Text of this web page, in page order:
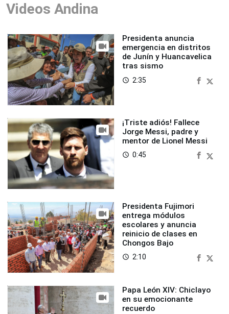
Videos Andina
Presidenta anuncia
emergencia en distritos
de Junín y Huancavelica
tras sismo
access_time 2:35
¡Triste adiós! Fallece
Jorge Messi, padre y
mentor de Lionel Messi
access_time 0:45
Presidenta Fujimori
entrega módulos
escolares y anuncia
reinicio de clases en
Chongos Bajo
access_time 2:10
Papa León XIV: Chiclayo
en su emocionante
recuerdo